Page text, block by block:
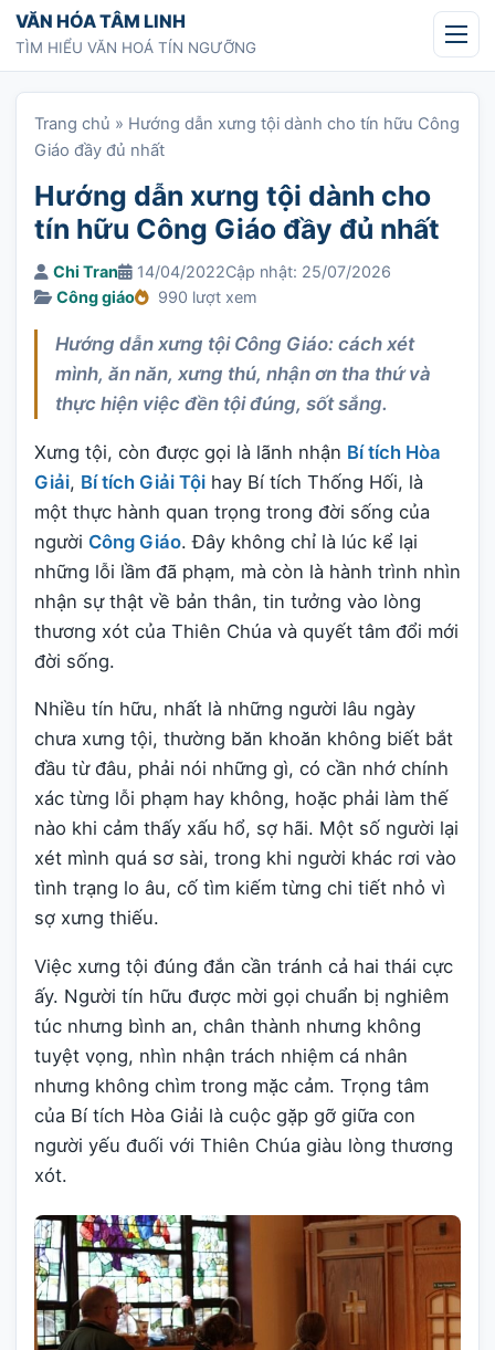
Chuyển tới nội dung
VĂN HÓA TÂM LINH
TÌM HIỂU VĂN HOÁ TÍN NGƯỠNG
Trang chủ » Hướng dẫn xưng tội dành cho tín hữu Công
Giáo đầy đủ nhất
Hướng dẫn xưng tội dành cho
tín hữu Công Giáo đầy đủ nhất
Chi Tran 14/04/2022Cập nhật: 25/07/2026
Công giáo
990 lượt xem
Hướng dẫn xưng tội Công Giáo: cách xét
mình, ăn năn, xưng thú, nhận ơn tha thứ và
thực hiện việc đền tội đúng, sốt sắng.
Xưng tội, còn được gọi là lãnh nhận Bí tích Hòa
Giải, Bí tích Giải Tội hay Bí tích Thống Hối, là
một thực hành quan trọng trong đời sống của
người Công Giáo. Đây không chỉ là lúc kể lại
những lỗi lầm đã phạm, mà còn là hành trình nhìn
nhận sự thật về bản thân, tin tưởng vào lòng
thương xót của Thiên Chúa và quyết tâm đổi mới
đời sống.
Nhiều tín hữu, nhất là những người lâu ngày
chưa xưng tội, thường băn khoăn không biết bắt
đầu từ đâu, phải nói những gì, có cần nhớ chính
xác từng lỗi phạm hay không, hoặc phải làm thế
nào khi cảm thấy xấu hổ, sợ hãi. Một số người lại
xét mình quá sơ sài, trong khi người khác rơi vào
tình trạng lo âu, cố tìm kiếm từng chi tiết nhỏ vì
sợ xưng thiếu.
Việc xưng tội đúng đắn cần tránh cả hai thái cực
ấy. Người tín hữu được mời gọi chuẩn bị nghiêm
túc nhưng bình an, chân thành nhưng không
tuyệt vọng, nhìn nhận trách nhiệm cá nhân
nhưng không chìm trong mặc cảm. Trọng tâm
của Bí tích Hòa Giải là cuộc gặp gỡ giữa con
người yếu đuối với Thiên Chúa giàu lòng thương
xót.